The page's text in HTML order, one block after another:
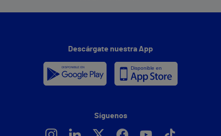
Descárgate nuestra App
Síguenos